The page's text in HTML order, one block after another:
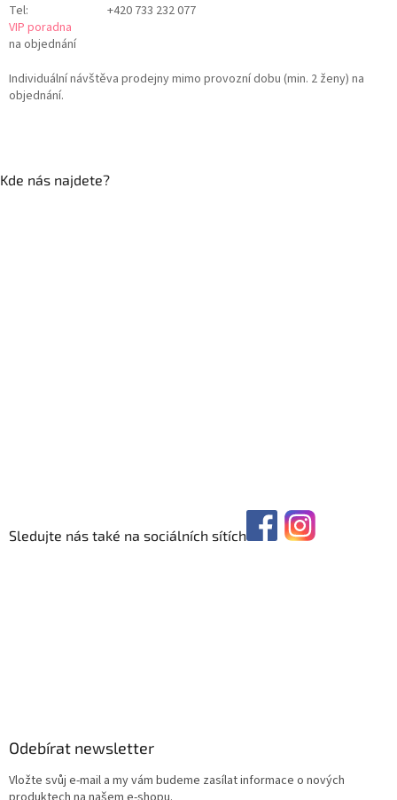
Tel:
+420 733 232 077
VIP poradna
na objednání
Individuální návštěva prodejny mimo provozní dobu (min. 2 ženy) na
objednání.
Kde nás najdete?
Sledujte nás také na sociálních sítích
Odebírat newsletter
Vložte svůj e-mail a my vám budeme zasílat informace o nových